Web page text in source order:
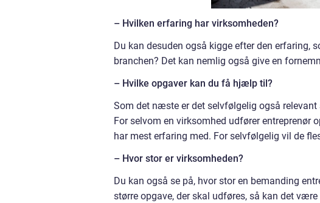
– Hvilken erfaring har virksomheden?
Du kan desuden også kigge efter den erfaring,
branchen? Det kan nemlig også give en
– Hvilke opgaver kan du få hjælp til?
Som det næste er det selvfølgelig også
For selvom en virksomhed udfører entreprenør
har mest erfaring med. For selvfølgelig vil de
– Hvor stor er virksomheden?
Du kan også se på, hvor stor en bemanding
større opgave, der skal udføres, så kan det